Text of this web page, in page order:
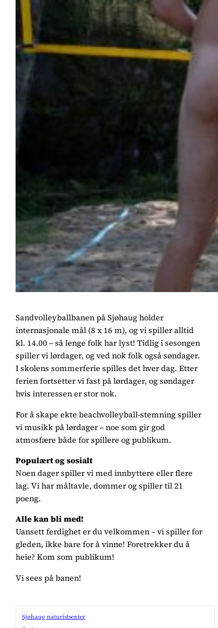
Sandvolleyballbanen på Sjøhaug holder
internasjonale mål (8 x 16 m), og vi spiller alltid
kl. 14.00 – så lenge folk har lyst! Tidlig i sesongen
spiller vi lørdager, og ved nok folk også søndager.
I skolens sommerferie spilles det hver dag. Etter
ferien fortsetter vi fast på lørdager, og søndager
hvis interessen er stor nok.
For å skape ekte beachvolleyball-stemning spiller
vi musikk på lørdager – noe som gir god
atmosfære både for spillere og publikum.
Populært og sosialt
Noen dager spiller vi med innbyttere eller flere
lag. Vi har måltavle, dommer og spiller til 21
poeng.
Alle kan bli med!
Uansett ferdighet er du velkommen – vi spiller for
gleden, ikke bare for å vinne! Foretrekker du å
heie? Kom som publikum!
Vi sees på banen!
Sjøhaug naturistsenter